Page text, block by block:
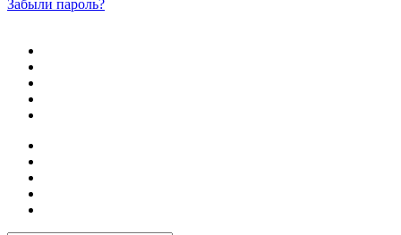
Забыли пароль?